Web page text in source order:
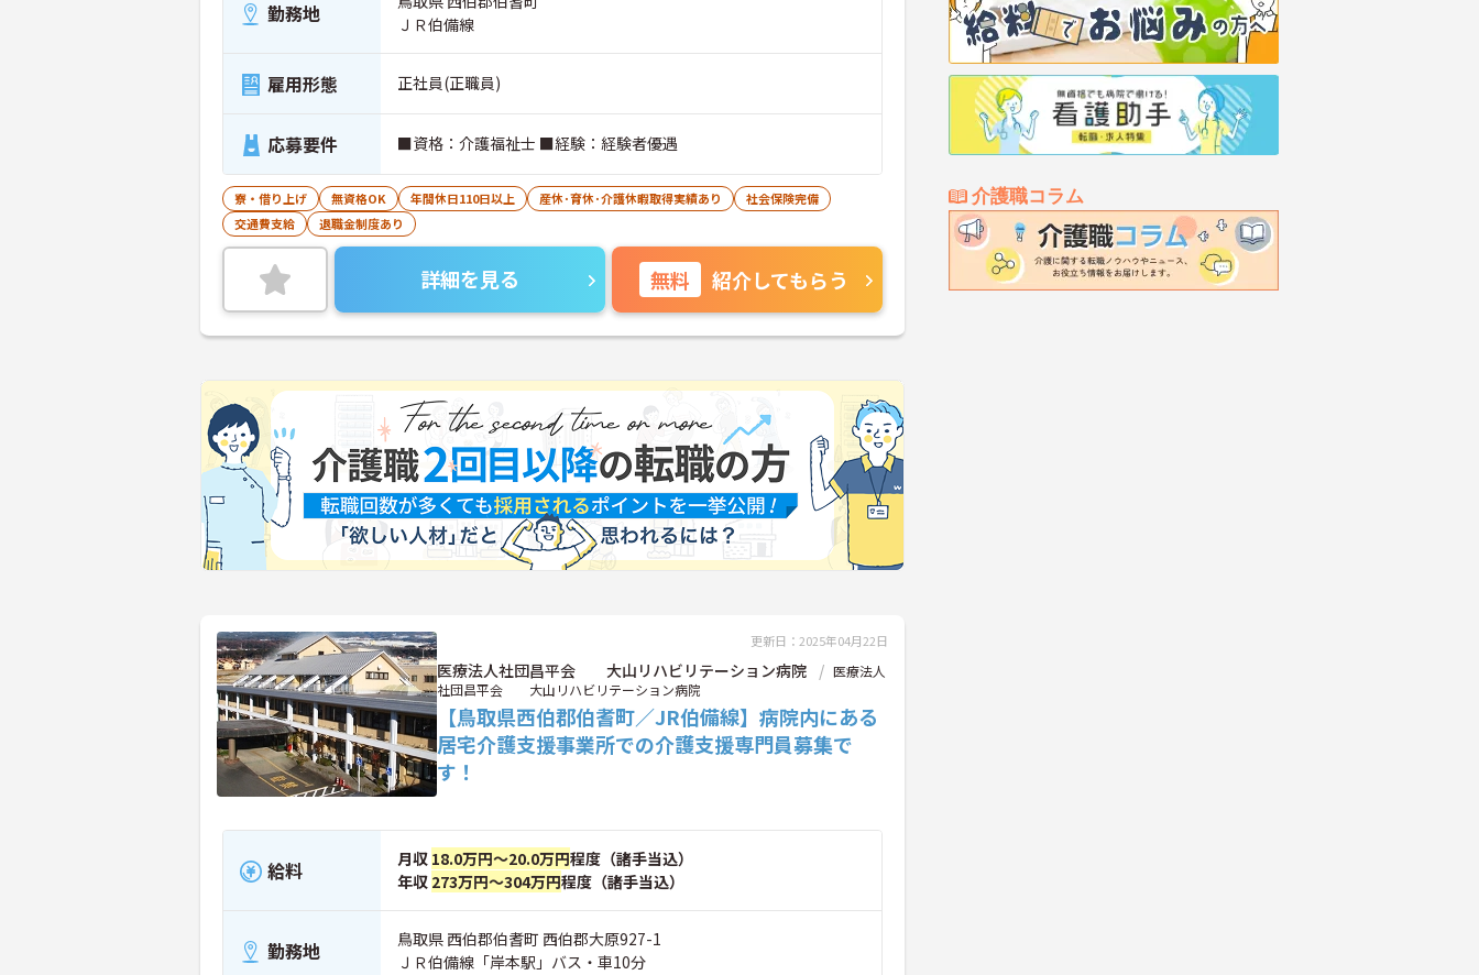
介護職コラム
勤務地
ＪＲ伯備線
雇用形態 正社員(正職員)
応募要件 ■資格：介護福祉士 ■経験：経験者優遇
寮・借り上げ 無資格OK 年間休日110日以上 産休･育休･介護休暇取得実績あり
社会保険完備
交通費支給
退職金制度あり
詳細を見る 無料 紹介してもらう
更新日：2025年04月22日
医療法人社団昌平会 大山リハビリテーション病院
医療法人
社団昌平会 大山リハビリテーション病院
【鳥取県西伯郡伯耆町／JR伯備線】病院内にある
居宅介護支援事業所での介護支援専門員募集で
す！
給料 月収 18.0万円～20.0万円程度（諸手当込）
年収 273万円～304万円程度（諸手当込）
勤務地
鳥取県 西伯郡伯耆町 西伯郡大原927-1
ＪＲ伯備線「岸本駅」バス・車10分